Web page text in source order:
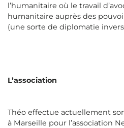
l’humanitaire où le travail
humanitaire auprès des
(une sorte de diplomatie
L’association
Théo effectue actuellement
à Marseille pour l’association